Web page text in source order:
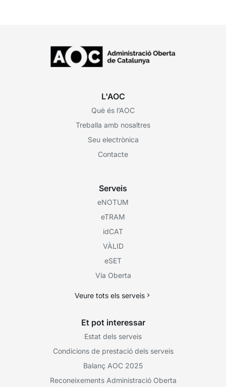
L'AOC
Què és l’AOC
Treballa amb nosaltres
Seu electrònica
Contacte
Serveis
eNOTUM
eTRAM
idCAT
VÀLID
eSET
Via Oberta
Veure tots els serveis
Et pot interessar
Estat dels serveis
Condicions de prestació dels serveis
Balanç AOC 2025
Reconeixements Administració Oberta